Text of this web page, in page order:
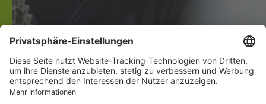
Karriere